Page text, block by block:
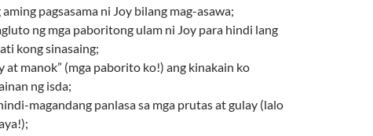
pagsasama ni Joy bilang mag-asawa;
ng mga paboritong ulam ni Joy para hindi lang
kong sinasaing;
at manok” (mga paborito ko!) ang kinakain ko
ng isda;
magandang panlasa sa mga prutas at gulay (lalo